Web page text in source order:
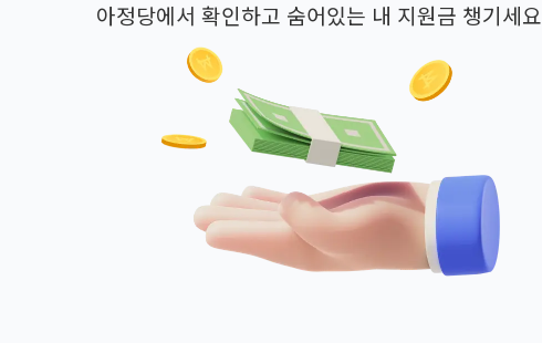
아정당에서 확인하고 숨어있는 내 지원금 챙기세